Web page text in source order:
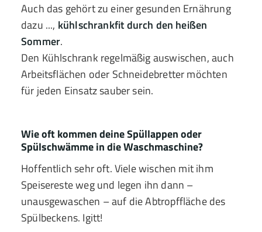
Auch das gehört zu einer gesunden Ernährung
dazu ..., kühlschrankfit durch den heißen
Sommer.
Den Kühlschrank regelmäßig auswischen, auch
Arbeitsflächen oder Schneidebretter möchten
für jeden Einsatz sauber sein.
Wie oft kommen deine Spüllappen oder
Spülschwämme in die Waschmaschine?
Hoffentlich sehr oft. Viele wischen mit ihm
Speisereste weg und legen ihn dann –
unausgewaschen – auf die Abtropffläche des
Spülbeckens. Igitt!